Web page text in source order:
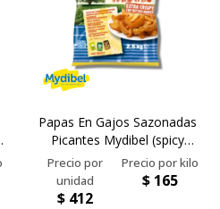
Papas En Gajos Sazonadas
Picantes Mydibel (spicy
Wedges) - 2,5 Kg
$ 412
$ 165